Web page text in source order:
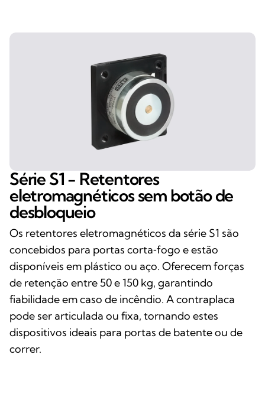
Série S1 - Retentores
eletromagnéticos sem botão de
desbloqueio
Os retentores eletromagnéticos da série S1 são
concebidos para portas corta‑fogo e estão
disponíveis em plástico ou aço. Oferecem forças
de retenção entre 50 e 150 kg, garantindo
fiabilidade em caso de incêndio. A contraplaca
pode ser articulada ou fixa, tornando estes
dispositivos ideais para portas de batente ou de
correr.